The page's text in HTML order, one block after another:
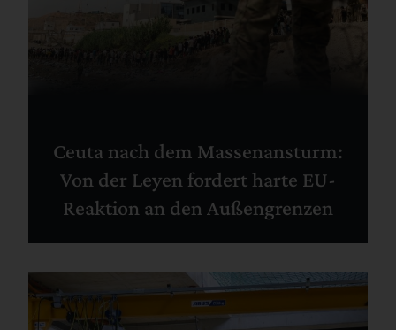
Ceuta nach dem Massenansturm:
Von der Leyen fordert harte EU-
Reaktion an den Außengrenzen